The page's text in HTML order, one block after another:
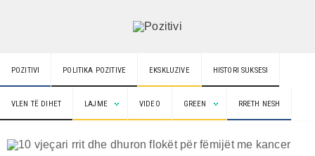
POZITIVI POLITIKA POZITIVE EKSKLUZIVE HISTORI SUKSESI
VLEN TË DIHET LAJME VIDEO GREEN RRETH NESH